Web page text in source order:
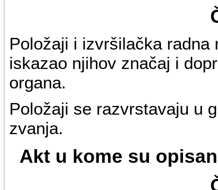
Položaji i izvršilačka
iskazao njihov značaj i
organa.
Položaji se razvrstavaju u
zvanja.
Akt u kome su